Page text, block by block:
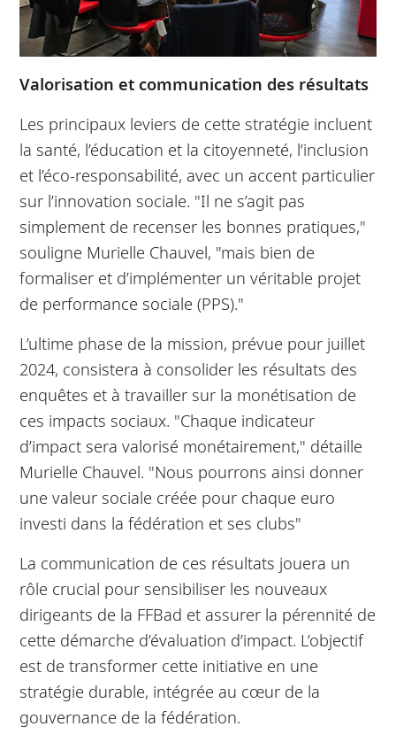
Valorisation et communication des résultats
Les principaux leviers de cette stratégie incluent
la santé, l’éducation et la citoyenneté, l’inclusion
et l’éco-responsabilité, avec un accent particulier
sur l’innovation sociale. "Il ne s’agit pas
simplement de recenser les bonnes pratiques,"
souligne Murielle Chauvel, "mais bien de
formaliser et d’implémenter un véritable projet
de performance sociale (PPS)."
L’ultime phase de la mission, prévue pour juillet
2024, consistera à consolider les résultats des
enquêtes et à travailler sur la monétisation de
ces impacts sociaux. "Chaque indicateur
d’impact sera valorisé monétairement," détaille
Murielle Chauvel. "Nous pourrons ainsi donner
une valeur sociale créée pour chaque euro
investi dans la fédération et ses clubs"
La communication de ces résultats jouera un
rôle crucial pour sensibiliser les nouveaux
dirigeants de la FFBad et assurer la pérennité de
cette démarche d’évaluation d’impact. L’objectif
est de transformer cette initiative en une
stratégie durable, intégrée au cœur de la
gouvernance de la fédération.